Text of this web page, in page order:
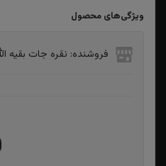
ویژگی‌های محصول
فروشنده: نقره جات بقیه